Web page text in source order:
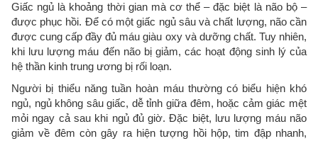
Giấc ngủ là khoảng thời gian mà cơ thể – đặc biệt là não bộ –
được phục hồi. Để có một giấc ngủ sâu và chất lượng, não cần
được cung cấp đầy đủ máu giàu oxy và dưỡng chất. Tuy nhiên,
khi lưu lượng máu đến não bị giảm, các hoạt động sinh lý của
hệ thần kinh trung ương bị rối loạn.
Người bị thiểu năng tuần hoàn máu thường có biểu hiện khó
ngủ, ngủ không sâu giấc, dễ tỉnh giữa đêm, hoặc cảm giác mệt
mỏi ngay cả sau khi ngủ đủ giờ. Đặc biệt, lưu lượng máu não
giảm về đêm còn gây ra hiện tượng hồi hộp, tim đập nhanh,